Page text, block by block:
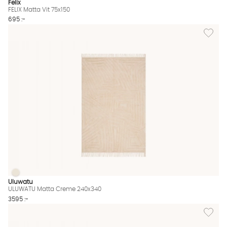
Felix
FELIX Matta Vit 75x150
695 :-
Lägg
ULUWATU Matta Creme 240x340 Finns även i dessa färger:
ULUWATU Matta Creme 240x340
Uluwatu
ULUWATU Matta Creme 240x340
3595 :-
Lägg